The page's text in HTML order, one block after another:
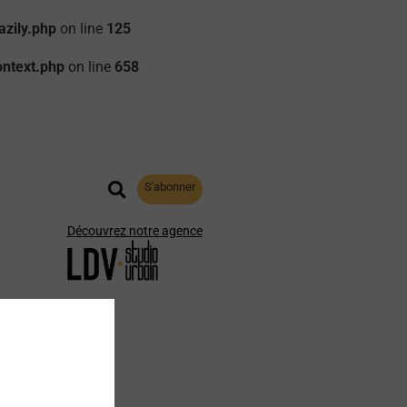
on line 125
on line 658
S'abonner
Découvrez notre agence